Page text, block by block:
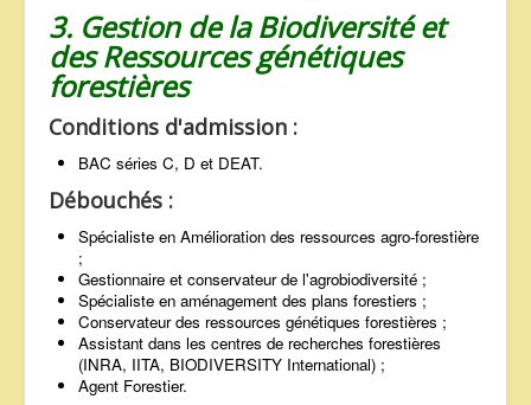
3. Gestion de la Biodiversité et
des Ressources génétiques
forestières
Conditions d'admission :
BAC séries C, D et DEAT.
Débouchés :
Spécialiste en Amélioration des ressources agro-forestière
;
Gestionnaire et conservateur de l'agrobiodiversité ;
Spécialiste en aménagement des plans forestiers ;
Conservateur des ressources génétiques forestières ;
Assistant dans les centres de recherches forestières
(INRA, IITA, BIODIVERSITY International) ;
Agent Forestier.